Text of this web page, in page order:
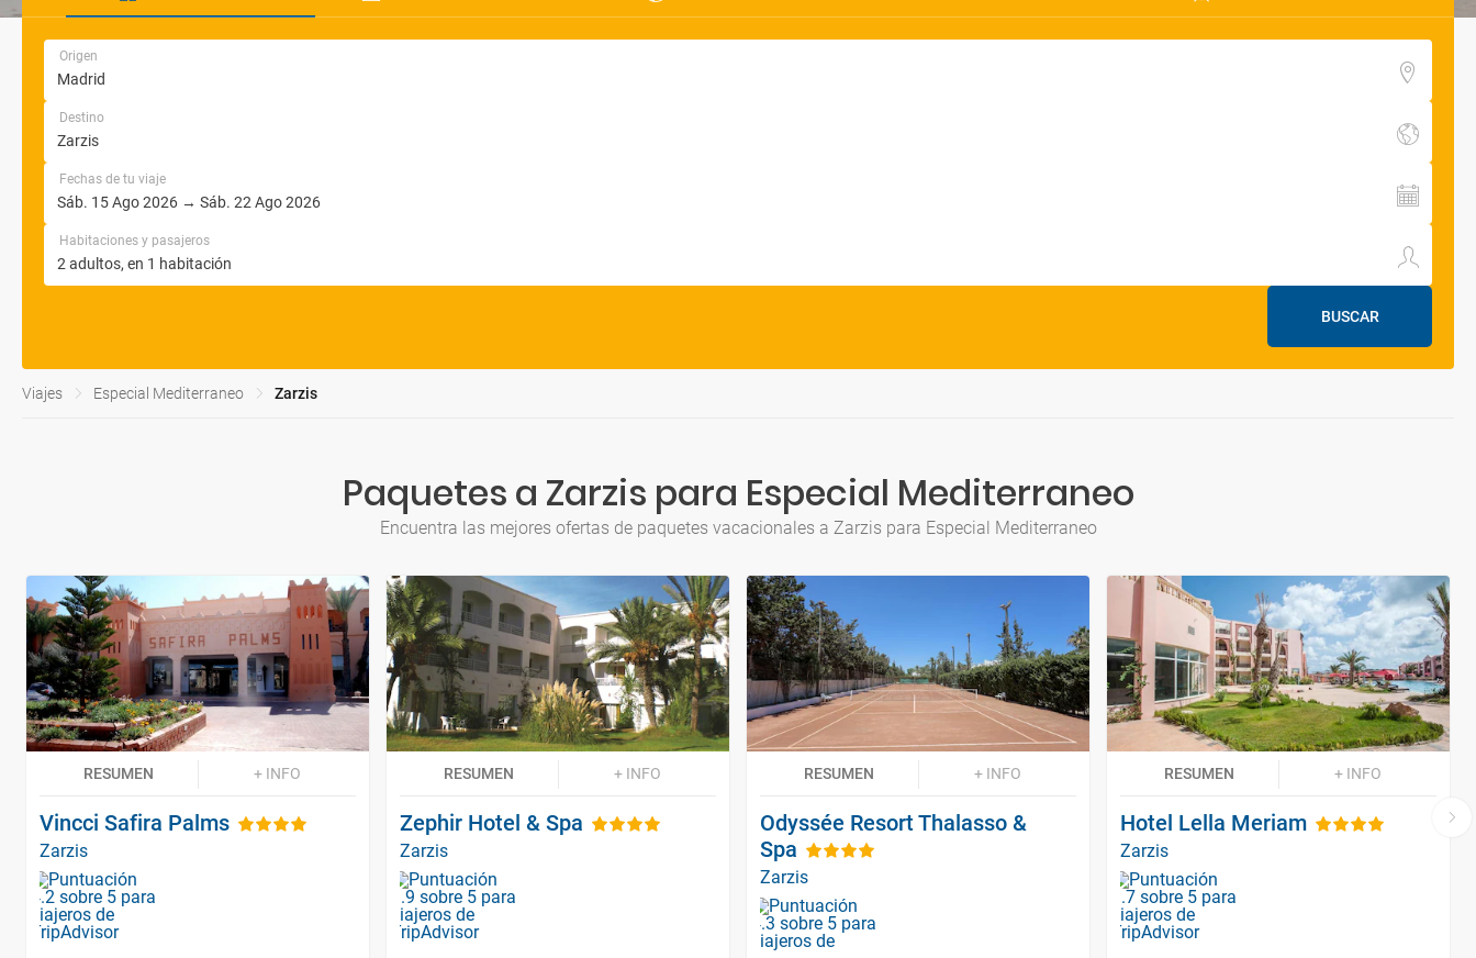
Origen
Destino
Fechas de tu viaje
Habitaciones y pasajeros
BUSCAR
Viajes Especial Mediterraneo Zarzis
Paquetes a Zarzis para Especial Mediterraneo
Encuentra las mejores ofertas de paquetes vacacionales a Zarzis para Especial Mediterraneo
RESUMEN + INFO
Vincci Safira Palms
Zarzis
RESUMEN + INFO
Zephir Hotel & Spa
Zarzis
RESUMEN + INFO
Odyssée Resort Thalasso &
Spa
Zarzis
RESUMEN + INFO
Hotel Lella Meriam
Zarzis